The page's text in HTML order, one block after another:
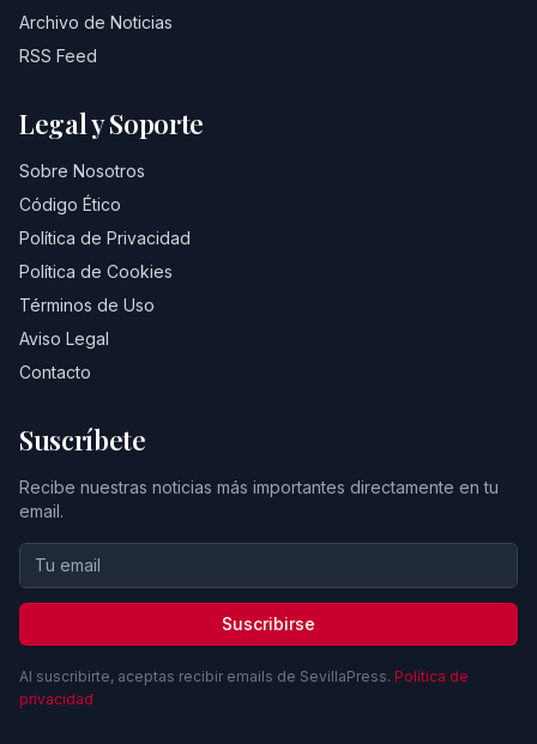
Archivo de Noticias
RSS Feed
Legal y Soporte
Sobre Nosotros
Código Ético
Política de Privacidad
Política de Cookies
Términos de Uso
Aviso Legal
Contacto
Suscríbete
Recibe nuestras noticias más importantes directamente en tu
email.
Suscribirse
Al suscribirte, aceptas recibir emails de SevillaPress. Política de
privacidad